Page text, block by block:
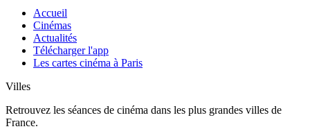
Accueil
Cinémas
Actualités
Télécharger l'app
Les cartes cinéma à Paris
Villes
Retrouvez les séances de cinéma dans les plus grandes villes de
France.